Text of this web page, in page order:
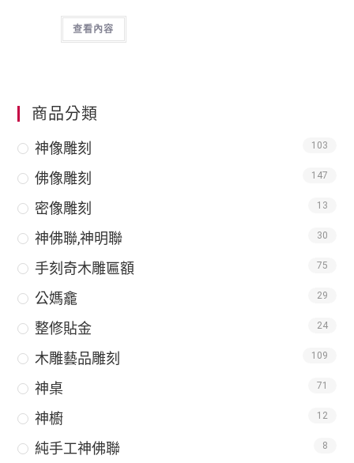
查看內容
商品分類
神像雕刻 103
佛像雕刻 147
密像雕刻 13
神佛聯,神明聯 30
手刻奇木雕匾額 75
公媽龕 29
整修貼金 24
木雕藝品雕刻 109
神桌 71
神櫥 12
純手工神佛聯 8